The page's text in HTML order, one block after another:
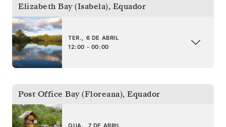
Elizabeth Bay (Isabela), Equador
TER., 6 DE ABRIL
12:00 - 00:00
Post Office Bay (Floreana), Equador
QUA., 7 DE ABRIL